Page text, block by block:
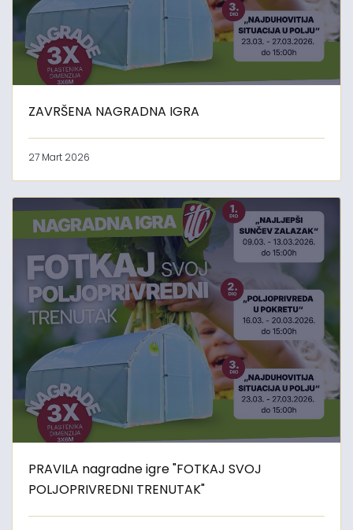
ZAVRŠENA NAGRADNA IGRA
27 Mart 2026
PRAVILA nagradne igre "FOTKAJ SVOJ
POLJOPRIVREDNI TRENUTAK"